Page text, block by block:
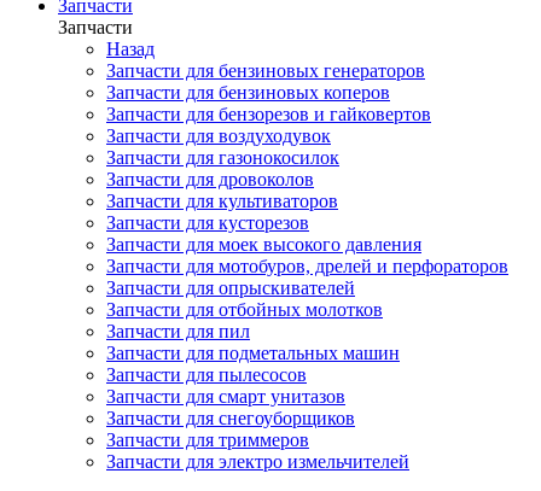
Запчасти
Запчасти
Назад
Запчасти для бензиновых генераторов
Запчасти для бензиновых коперов
Запчасти для бензорезов и гайковертов
Запчасти для воздуходувок
Запчасти для газонокосилок
Запчасти для дровоколов
Запчасти для культиваторов
Запчасти для кусторезов
Запчасти для моек высокого давления
Запчасти для мотобуров, дрелей и перфораторов
Запчасти для опрыскивателей
Запчасти для отбойных молотков
Запчасти для пил
Запчасти для подметальных машин
Запчасти для пылесосов
Запчасти для смарт унитазов
Запчасти для снегоуборщиков
Запчасти для триммеров
Запчасти для электро измельчителей